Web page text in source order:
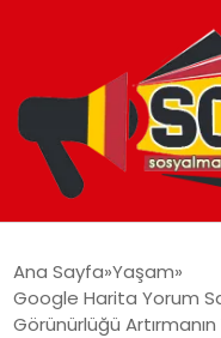
EKONOMI
Ana Sayfa Yaşam
Google Harita Yorum
Görünürlüğü Artırmanın